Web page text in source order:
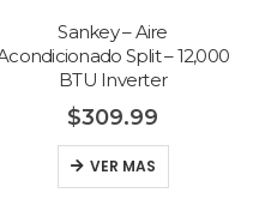
Sankey – Aire
Split – 12,000
BTU Inverter
$309.99
VER MAS